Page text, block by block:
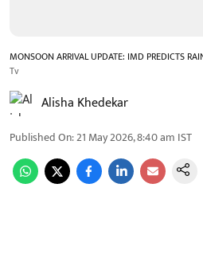
MONSOON ARRIVAL UPDATE: IMD PREDICTS
Tv
Alisha Khedekar
Published On:21 May 2026, 8:40 am IST